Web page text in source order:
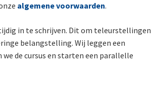
algemene voorwaarden.
in te schrijven. Dit om teleurstellingen
belangstelling. Wij leggen een
de cursus en starten een parallelle